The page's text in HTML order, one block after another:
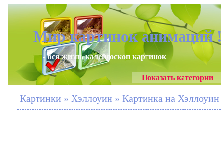
Мир картинок анимаций
- вся жизнь калейдоскоп картинок
Показать категории
Картинки » Хэллоуин » Картинка на Хэллоуин